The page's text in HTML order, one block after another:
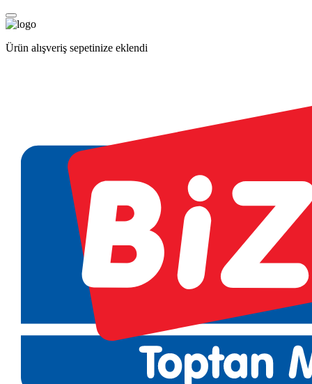
Ürün alışveriş sepetinize eklendi